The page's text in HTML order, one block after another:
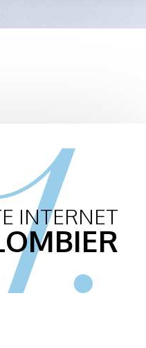
INTERNET